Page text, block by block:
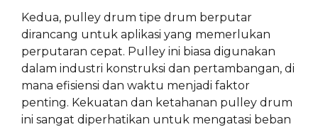
Kedua, pulley drum tipe drum berputar
dirancang untuk aplikasi yang memerlukan
perputaran cepat. Pulley ini biasa digunakan
dalam industri konstruksi dan pertambangan, di
mana efisiensi dan waktu menjadi faktor
penting. Kekuatan dan ketahanan pulley drum
ini sangat diperhatikan untuk mengatasi beban